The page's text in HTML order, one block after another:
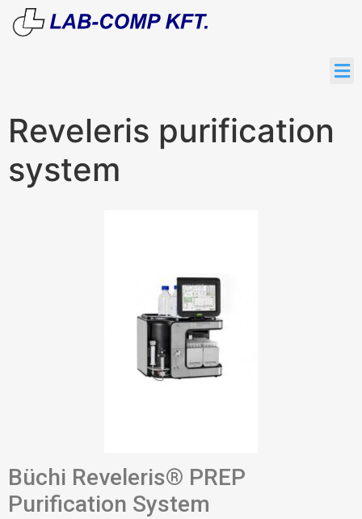
Reveleris purification
system
Büchi Reveleris® PREP
Purification System